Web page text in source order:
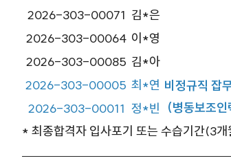
2026-303-00071 김*은
2026-303-00064 이*영
2026-303-00085 김*아
2026-303-00005 최*연 비정규직 잡
(병동보조인
2026-303-00011 정*빈
* 최종합격자 입사포기 또는 수습기간(3